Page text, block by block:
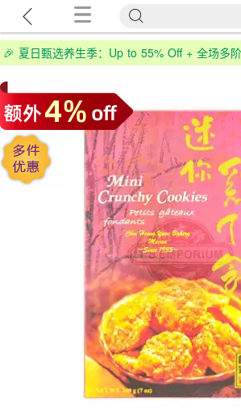
🎉 夏日甄选养生季：Up to 55% Off + 全场多